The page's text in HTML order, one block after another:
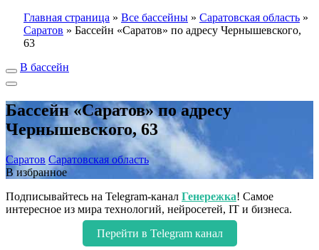
Главная страница » Все бассейны » Саратовская область »
Саратов » Бассейн «Саратов» по адресу Чернышевского,
63
В бассейн
Бассейн «Саратов» по адресу
Чернышевского, 63
Саратов Саратовская область
В избранное
Подписывайтесь на Telegram-канал Генережка! Самое
интересное из мира технологий, нейросетей, IT и бизнеса.
Перейти в Telegram канал